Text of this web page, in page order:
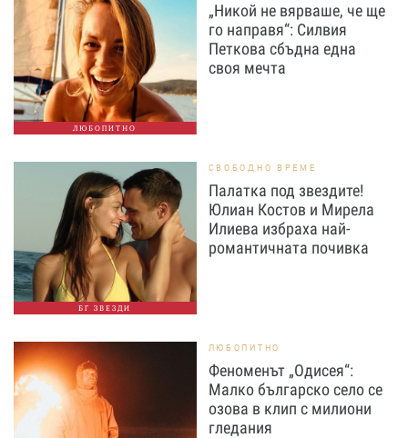
ЛЮБОПИТНО
„Никой не вярваше, че ще
го направя“: Силвия
Петкова сбъдна една
своя мечта
БГ ЗВЕЗДИ
СВОБОДНО ВРЕМЕ
Палатка под звездите!
Юлиан Костов и Мирела
Илиева избраха най-
романтичната почивка
ЛЮБОПИТНО
Феноменът „Одисея“:
Малко българско село се
озова в клип с милиони
гледания